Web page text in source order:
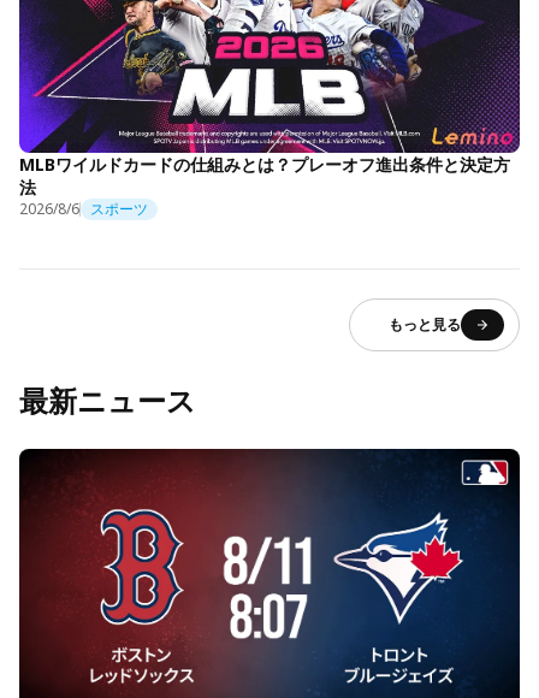
MLBワイルドカードの仕組みとは？プレーオフ進出条件と決定方
法
2026/8/6 スポーツ
もっと見る
最新ニュース